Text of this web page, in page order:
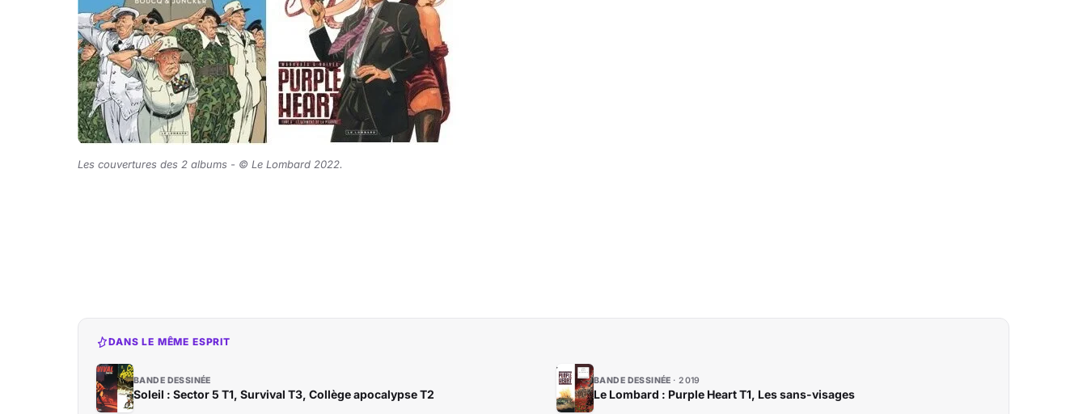
Les couvertures des 2 albums - © Le Lombard 2022.
DANS LE MÊME ESPRIT
BANDE DESSINÉE
Soleil : Sector 5 T1, Survival T3, Collège apocalypse T2
BANDE DESSINÉE 2019
Le Lombard : Purple Heart T1, Les sans-visages